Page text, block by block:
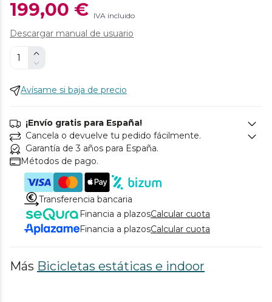
199,00 € IVA incluido
Descargar manual de usuario
Avísame si baja de precio
¡Envío gratis para España!
Cancela o devuelve tu pedido fácilmente.
Garantía de 3 años para España.
Métodos de pago.
Transferencia bancaria
Financia a plazosCalcular cuota
Financia a plazosCalcular cuota
Más Bicicletas estáticas e indoor